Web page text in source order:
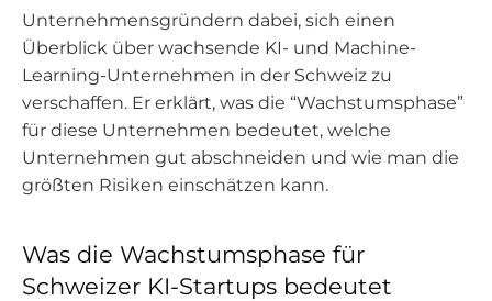
Unternehmensgründern dabei, sich einen
Überblick über wachsende KI- und Machine-
Learning-Unternehmen in der Schweiz zu
verschaffen. Er erklärt, was die “Wachstumsphase”
für diese Unternehmen bedeutet, welche
Unternehmen gut abschneiden und wie man die
größten Risiken einschätzen kann.
Was die Wachstumsphase für
Schweizer KI-Startups bedeutet